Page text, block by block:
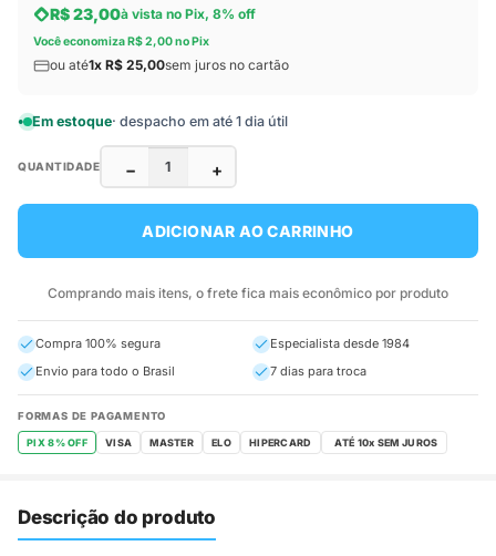
R$ 23,00à vista no Pix, 8% off
Você economiza R$ 2,00 no Pix
ou até1x R$ 25,00sem juros no cartão
Em estoque· despacho em até 1 dia útil
QUANTIDADE − +
ADICIONAR AO CARRINHO
Comprando mais itens, o frete fica mais econômico por produto
Compra 100% segura
Especialista desde 1984
Envio para todo o Brasil
7 dias para troca
FORMAS DE PAGAMENTO
PIX 8% OFF VISA MASTER ELO HIPERCARD
Descrição do produto